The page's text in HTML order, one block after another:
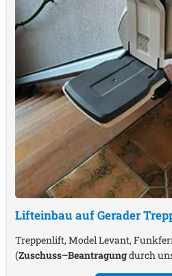
Lifteinbau auf Gerader
Treppenlift, Model Levant,
(Zuschuss–Beantragungdurch